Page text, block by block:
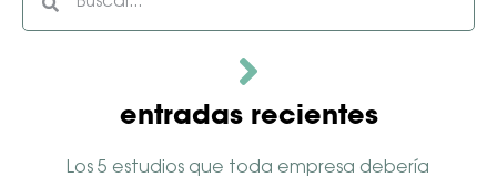
entradas recientes
Los 5 estudios que toda empresa debería